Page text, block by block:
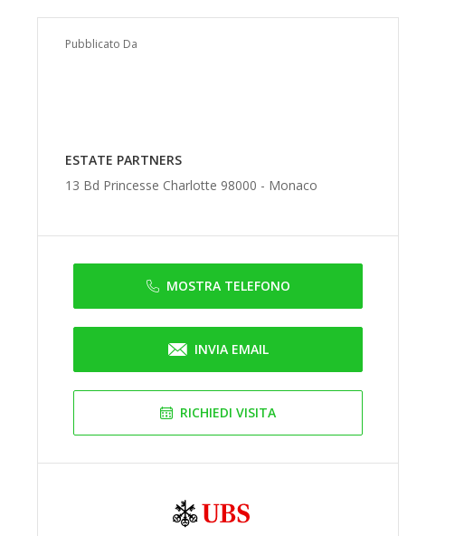
Pubblicato Da
ESTATE PARTNERS
13 Bd Princesse Charlotte 98000 - Monaco
MOSTRA TELEFONO
INVIA EMAIL
RICHIEDI VISITA